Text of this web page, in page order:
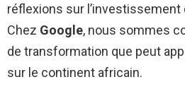
réflexions sur l’investissement
Chez Google, nous sommes
de transformation que peut
sur le continent africain.